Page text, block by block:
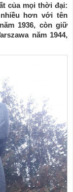
của mọi thời đại:
hơn với tên
1936, còn giữ
năm 1944,